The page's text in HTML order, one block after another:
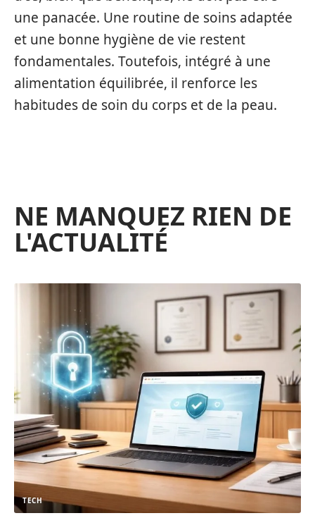
une panacée. Une routine de soins adaptée
et une bonne hygiène de vie restent
fondamentales. Toutefois, intégré à une
alimentation équilibrée, il renforce les
habitudes de soin du corps et de la peau.
NE MANQUEZ RIEN DE
L'ACTUALITÉ
TECH